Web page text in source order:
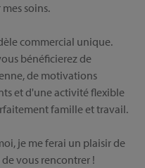
soins.
commercial unique.
bénéficierez de
de motivations
et d'une activité flexible
famille et travail.
je me ferai un plaisir de
vous rencontrer !